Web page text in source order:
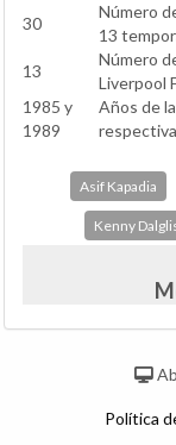
30
Número
13
13
Número
Liverpool
1985 y
1989
Años de
Asif Kapadia
Kenny
Política